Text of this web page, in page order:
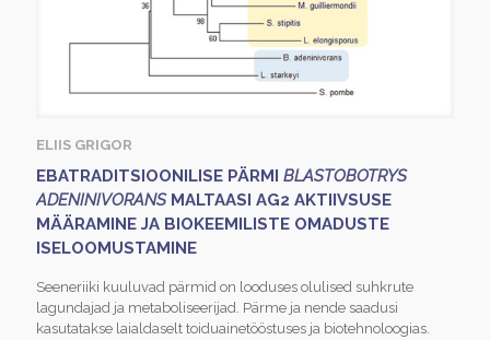
ELIIS GRIGOR
EBATRADITSIOONILISE PÄRMI BLASTOBOTRYS
ADENINIVORANSMALTAASI AG2 AKTIIVSUSE
MÄÄRAMINE JA BIOKEEMILISTE OMADUSTE
ISELOOMUSTAMINE
Seeneriiki kuuluvad pärmid on looduses olulised suhkrute
lagundajad ja metaboliseerijad. Pärme ja nende saadusi
kasutatakse laialdaselt toiduainetööstuses ja biotehnoloogias.